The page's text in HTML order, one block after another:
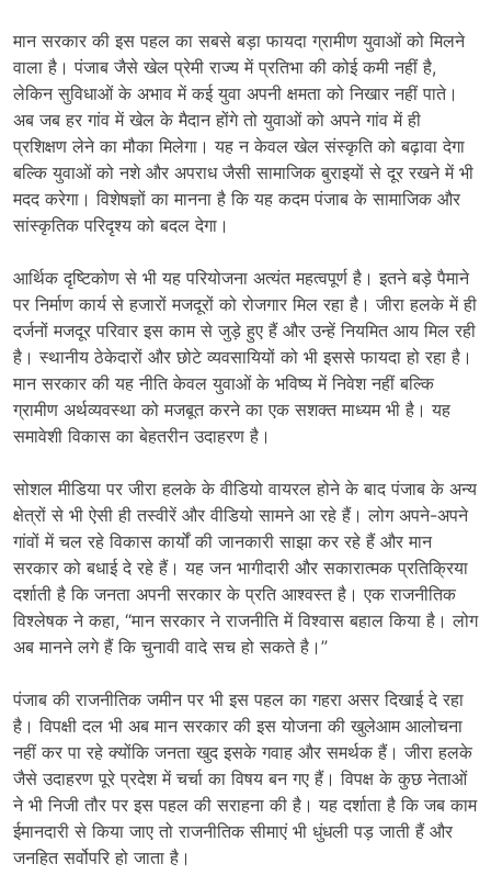
मान सरकार की इस पहल का सबसे बड़ा फायदा ग्रामीण युवाओं को मिलने
वाला है। पंजाब जैसे खेल प्रेमी राज्य में प्रतिभा की कोई कमी नहीं है,
लेकिन सुविधाओं के अभाव में कई युवा अपनी क्षमता को निखार नहीं पाते।
अब जब हर गांव में खेल के मैदान होंगे तो युवाओं को अपने गांव में ही
प्रशिक्षण लेने का मौका मिलेगा। यह न केवल खेल संस्कृति को बढ़ावा देगा
बल्कि युवाओं को नशे और अपराध जैसी सामाजिक बुराइयों से दूर रखने में भी
मदद करेगा। विशेषज्ञों का मानना है कि यह कदम पंजाब के सामाजिक और
सांस्कृतिक परिदृश्य को बदल देगा।
आर्थिक दृष्टिकोण से भी यह परियोजना अत्यंत महत्वपूर्ण है। इतने बड़े पैमाने
पर निर्माण कार्य से हजारों मजदूरों को रोजगार मिल रहा है। जीरा हलके में ही
दर्जनों मजदूर परिवार इस काम से जुड़े हुए हैं और उन्हें नियमित आय मिल रही
है। स्थानीय ठेकेदारों और छोटे व्यवसायियों को भी इससे फायदा हो रहा है।
मान सरकार की यह नीति केवल युवाओं के भविष्य में निवेश नहीं बल्कि
ग्रामीण अर्थव्यवस्था को मजबूत करने का एक सशक्त माध्यम भी है। यह
समावेशी विकास का बेहतरीन उदाहरण है।
सोशल मीडिया पर जीरा हलके के वीडियो वायरल होने के बाद पंजाब के अन्य
क्षेत्रों से भी ऐसी ही तस्वीरें और वीडियो सामने आ रहे हैं। लोग अपने-अपने
गांवों में चल रहे विकास कार्यों की जानकारी साझा कर रहे हैं और मान
सरकार को बधाई दे रहे हैं। यह जन भागीदारी और सकारात्मक प्रतिक्रिया
दर्शाती है कि जनता अपनी सरकार के प्रति आश्वस्त है। एक राजनीतिक
विश्लेषक ने कहा, “मान सरकार ने राजनीति में विश्वास बहाल किया है। लोग
अब मानने लगे हैं कि चुनावी वादे सच हो सकते है।”
पंजाब की राजनीतिक जमीन पर भी इस पहल का गहरा असर दिखाई दे रहा
है। विपक्षी दल भी अब मान सरकार की इस योजना की खुलेआम आलोचना
नहीं कर पा रहे क्योंकि जनता खुद इसके गवाह और समर्थक हैं। जीरा हलके
जैसे उदाहरण पूरे प्रदेश में चर्चा का विषय बन गए हैं। विपक्ष के कुछ नेताओं
ने भी निजी तौर पर इस पहल की सराहना की है। यह दर्शाता है कि जब काम
ईमानदारी से किया जाए तो राजनीतिक सीमाएं भी धुंधली पड़ जाती हैं और
जनहित सर्वोपरि हो जाता है।